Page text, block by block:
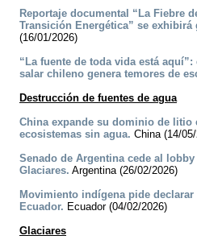
Reportaje documental “La Fiebre
Transición Energética” se exhibirá
(16/01/2026)
“La fuente de toda vida está
salar chileno genera temores de
Destrucción de fuentes de agua
China expande su dominio de litio
ecosistemas sin agua. China (14/
Senado de Argentina cede al
Glaciares. Argentina (26/02/2026)
Movimiento indígena pide
Ecuador. Ecuador (04/02/2026)
Glaciares